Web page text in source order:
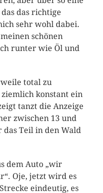
das richtige
sehr wohl dabei.
schönen
runter wie Öl und
total zu
konstant ein
tanzt die Anzeige
zwischen 13 und
Teil in den Wald
dem Auto „wir
Oje, jetzt wird es
eindeutig, es